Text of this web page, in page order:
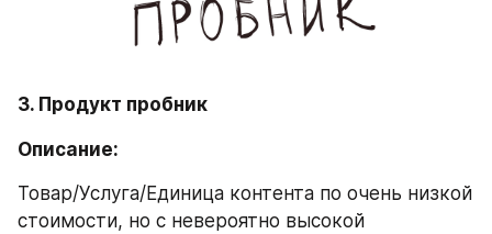
3. Продукт пробник
Описание:
Товар/Услуга/Единица контента по очень низкой
стоимости, но с невероятно высокой